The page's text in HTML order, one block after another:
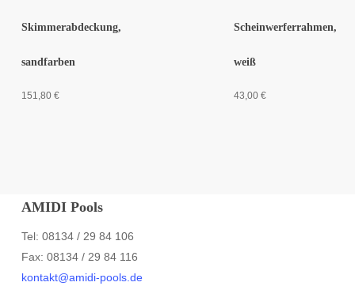
Skimmerabdeckung,
sandfarben
151,80 €
Scheinwerferrahmen,
weiß
43,00 €
AMIDI Pools
Tel: 08134 / 29 84 106
Fax: 08134 / 29 84 116
kontakt@amidi-pools.de